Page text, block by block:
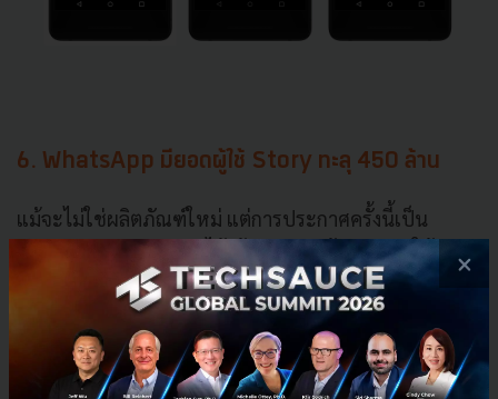
6. WhatsApp มียอดผู้ใช้ Story ทะลุ 450 ล้าน
แม้จะไม่ใช่ผลิตภัณฑ์ใหม่ แต่การประกาศครั้งนี้เป็น
สัญญาณว่า WhatsApp
ได้เข้ามาเขย่าเจ้าแห่งการใช้
Snapchatแล้วด้วยยอดผู้ใช้ที่สูงกว่า
2เท่าทั้งยอดการเติบโตของWhatsApp
เพิ่มขึ้นอย่างต่อเนื่อง
รวมถึงการบุกตลาดระดับโลกด้วย
×